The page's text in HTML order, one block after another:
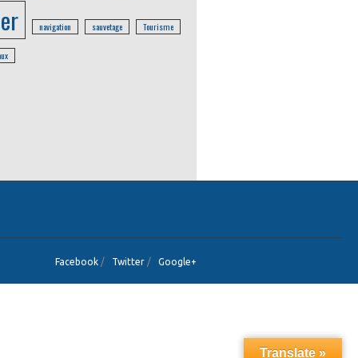
navigation sauvetage Tourisme
Facebook / Twitter / Google+
Translate »